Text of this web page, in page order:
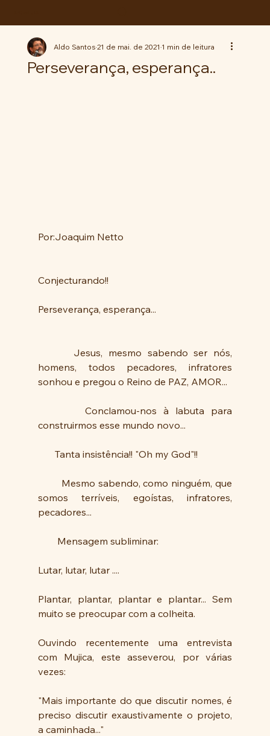
Perseverança, esperança..
Aldo Santos21 de mai. de 2021 1 min de leitura
Por:Joaquim Netto
Conjecturando!!
Perseverança, esperança...
homens, todos pecadores, infratores
sonhou e pregou o Reino de PAZ, AMOR...
construirmos esse mundo novo...
       Tanta insistência!! "Oh my God"!!
somos terríveis, egoístas, infratores,
pecadores...
        Mensagem subliminar:
Lutar, lutar, lutar ....
Plantar, plantar, plantar e plantar... Sem
muito se preocupar com a colheita.
Ouvindo recentemente uma entrevista
com Mujica, este asseverou, por várias
vezes:
"Mais importante do que discutir nomes, é
preciso discutir exaustivamente o projeto,
a caminhada..."